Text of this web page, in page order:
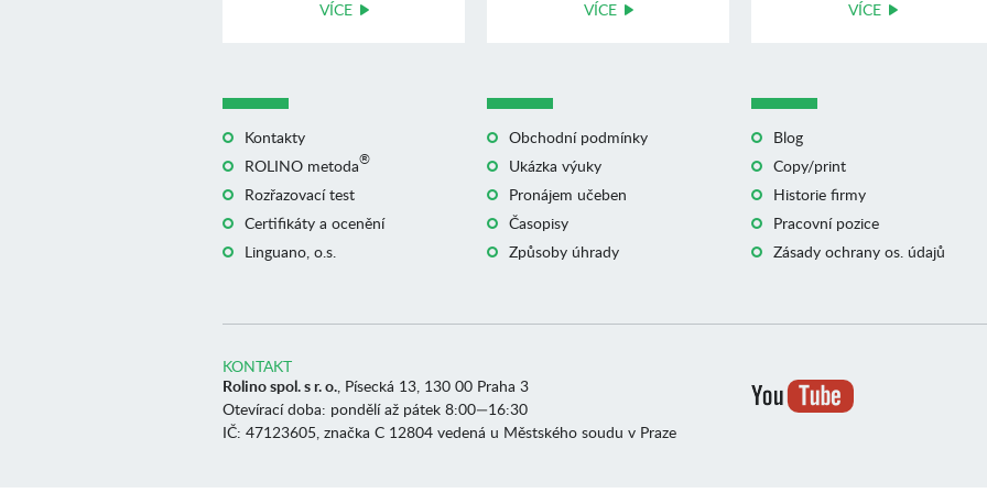
VÍCE VÍCE VÍCE
Kontakty
ROLINO metoda®
Rozřazovací test
Certifikáty a ocenění
Linguano, o.s.
Obchodní podmínky
Ukázka výuky
Pronájem učeben
Časopisy
Způsoby úhrady
Blog
Copy/print
Historie firmy
Pracovní pozice
Zásady ochrany os. údajů
KONTAKT
Rolino spol. s r. o. , Písecká 13, 130 00 Praha 3
Otevírací doba: pondělí až pátek 8:00—16:30
IČ: 47123605, značka C 12804 vedená u Městského soudu v Praze